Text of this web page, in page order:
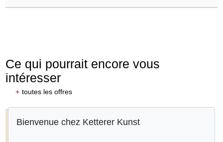
Ce qui pourrait encore vous
intéresser
+ toutes les offres
Bienvenue chez Ketterer Kunst